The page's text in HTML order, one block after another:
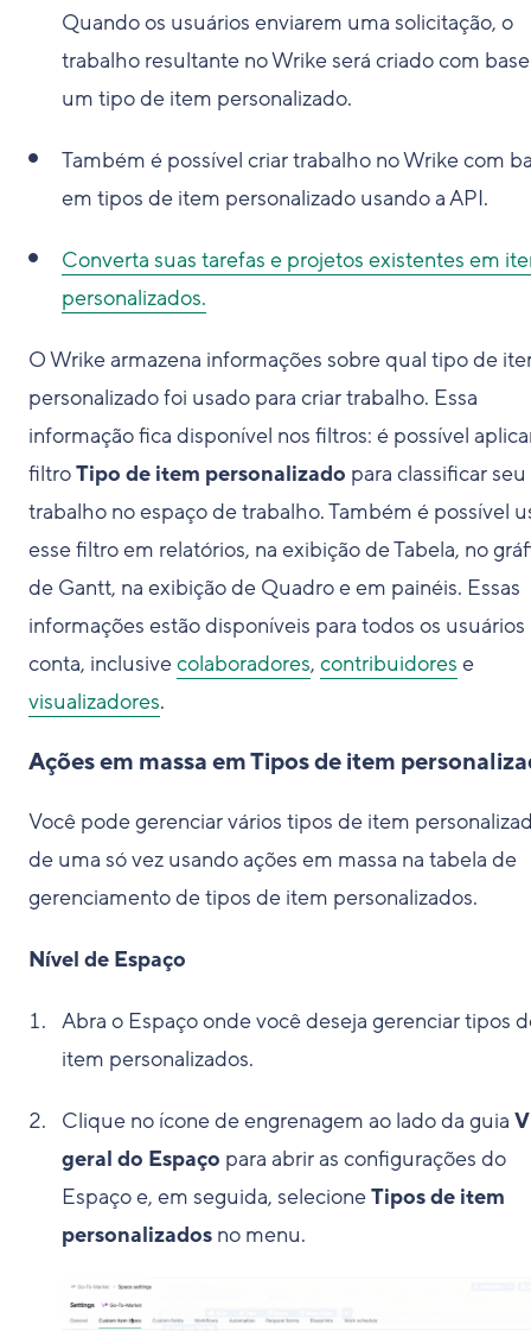
Quando os usuários enviarem uma solicitação, o
trabalho resultante no Wrike será criado com
um tipo de item personalizado.
Também é possível criar trabalho no Wrike com
em tipos de item personalizado usando a API.
Converta suas tarefas e projetos existentes em
personalizados.
O Wrike armazena informações sobre qual tipo de
personalizado foi usado para criar trabalho. Essa
informação fica disponível nos filtros: é possível
filtroTipo de item personalizado para classificar seu
trabalho no espaço de trabalho. Também é possível
esse filtro em relatórios, na exibição de Tabela, no
de Gantt, na exibição de Quadro e em painéis. Essas
informações estão disponíveis para todos os usuários
conta, inclusivecolaboradores, contribuidores e
visualizadores.
Ações em massa em Tipos de item
Você pode gerenciar vários tipos de item
de uma só vez usando ações em massa na tabela de
gerenciamento de tipos de item personalizados.
Nível de Espaço
Abra o Espaço onde você deseja gerenciar tipos
item personalizados.
Clique no ícone de engrenagem ao lado da guia
geral do Espaço para abrir as configurações do
Espaço e, em seguida, selecioneTipos de item
personalizados no menu.